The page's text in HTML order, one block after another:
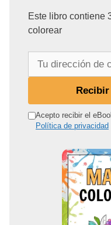
Este libro contiene
colorear
r Acepto recibir el
Política de privacidad